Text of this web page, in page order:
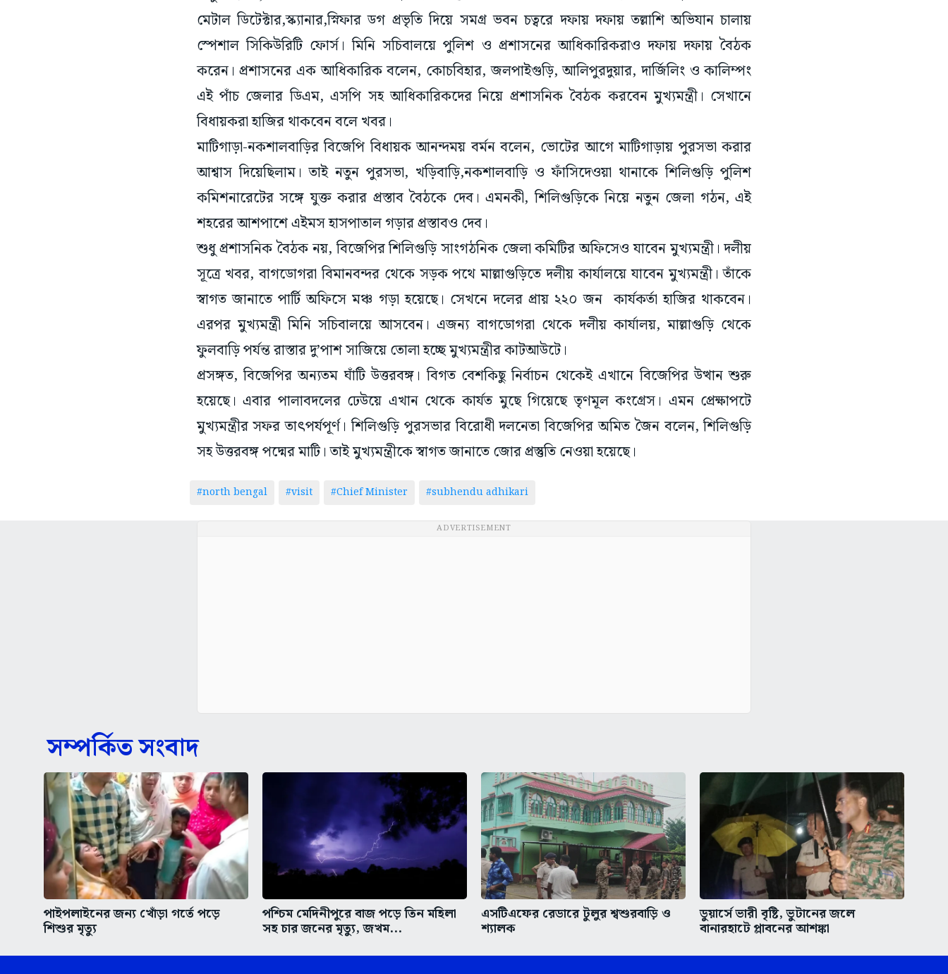
মেটাল ডিটেক্টার,স্ক্যানার,স্নিফার ডগ প্রভৃতি দিয়ে সমগ্র ভবন চত্বরে দফায় দফায় তল্লাশি অভিযান চালায়
স্পেশাল সিকিউরিটি ফোর্স। মিনি সচিবালয়ে পুলিশ ও প্রশাসনের আধিকারিকরাও দফায় দফায় বৈঠক
করেন। প্রশাসনের এক আধিকারিক বলেন, কোচবিহার, জলপাইগুড়ি, আলিপুরদুয়ার, দার্জিলিং ও কালিম্পং
এই পাঁচ জেলার ডিএম, এসপি সহ আধিকারিকদের নিয়ে প্রশাসনিক বৈঠক করবেন মুখ্যমন্ত্রী। সেখানে
বিধায়করা হাজির থাকবেন বলে খবর।
মাটিগাড়া-নকশালবাড়ির বিজেপি বিধায়ক আনন্দময় বর্মন বলেন, ভোটের আগে মাটিগাড়ায় পুরসভা করার
আশ্বাস দিয়েছিলাম। তাই নতুন পুরসভা, খড়িবাড়ি,নকশালবাড়ি ও ফাঁসিদেওয়া থানাকে শিলিগুড়ি পুলিশ
কমিশনারেটের সঙ্গে যুক্ত করার প্রস্তাব বৈঠকে দেব। এমনকী, শিলিগুড়িকে নিয়ে নতুন জেলা গঠন, এই
শহরের আশপাশে এইমস হাসপাতাল গড়ার প্রস্তাবও দেব।
শুধু প্রশাসনিক বৈঠক নয়, বিজেপির শিলিগুড়ি সাংগঠনিক জেলা কমিটির অফিসেও যাবেন মুখ্যমন্ত্রী। দলীয়
সূত্রে খবর, বাগডোগরা বিমানবন্দর থেকে সড়ক পথে মাল্লাগুড়িতে দলীয় কার্যালয়ে যাবেন মুখ্যমন্ত্রী। তাঁকে
স্বাগত জানাতে পার্টি অফিসে মঞ্চ গড়া হয়েছে। সেখনে দলের প্রায় ২২০ জন কার্যকর্তা হাজির থাকবেন।
এরপর মুখ্যমন্ত্রী মিনি সচিবালয়ে আসবেন। এজন্য বাগডোগরা থেকে দলীয় কার্যালয়, মাল্লাগুড়ি থেকে
ফুলবাড়ি পর্যন্ত রাস্তার দু’পাশ সাজিয়ে তোলা হচ্ছে মুখ্যমন্ত্রীর কাটআউটে।
প্রসঙ্গত, বিজেপির অন্যতম ঘাঁটি উত্তরবঙ্গ। বিগত বেশকিছু নির্বাচন থেকেই এখানে বিজেপির উত্থান শুরু
হয়েছে। এবার পালাবদলের ঢেউয়ে এখান থেকে কার্যত মুছে গিয়েছে তৃণমূল কংগ্রেস। এমন প্রেক্ষাপটে
মুখ্যমন্ত্রীর সফর তাৎপর্যপূর্ণ। শিলিগুড়ি পুরসভার বিরোধী দলনেতা বিজেপির অমিত জৈন বলেন, শিলিগুড়ি
সহ উত্তরবঙ্গ পদ্মের মাটি। তাই মুখ্যমন্ত্রীকে স্বাগত জানাতে জোর প্রস্তুতি নেওয়া হয়েছে।
#north bengal #visit #Chief Minister #subhendu adhikari
ADVERTISEMENT
সম্পর্কিত সংবাদ
পাইপলাইনের জন্য খোঁড়া গর্তে পড়ে
শিশুর মৃত্যু
পশ্চিম মেদিনীপুরে বাজ পড়ে তিন মহিলা
সহ চার জনের মৃত্যু, জখম...
এসটিএফের রেডারে টুলুর শ্বশুরবাড়ি ও
শ্যালক
ডুয়ার্সে ভারী বৃষ্টি, ভুটানের জলে
বানারহাটে প্লাবনের আশঙ্কা